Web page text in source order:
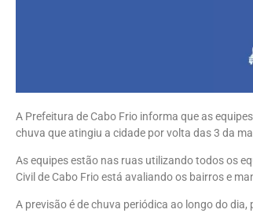
A Prefeitura de Cabo Frio informa que as
chuva que atingiu a cidade por volta das 3 da
As equipes estão nas ruas utilizando todos os
Civil de Cabo Frio está avaliando os bairros e
A previsão é de chuva periódica ao longo do